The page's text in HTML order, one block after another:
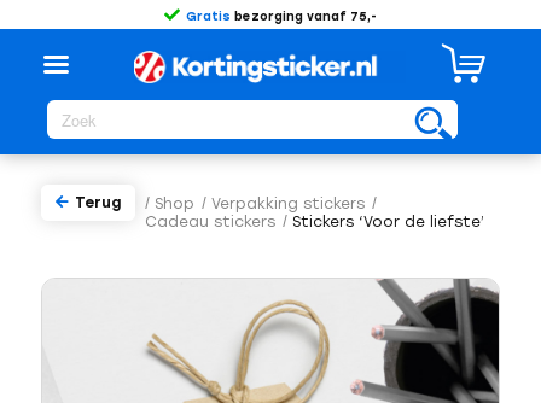
Gratis bezorging vanaf 75,-
/ Shop / Verpakking stickers /
Cadeau stickers / Stickers ‘Voor de liefste’
Terug